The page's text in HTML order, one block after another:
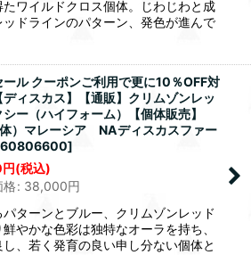
ワイルドクロス個体。じわじわと成
ドラインのパターン、発色が進んで
ール クーポンご利用で更に10％OFF対
ィスカス】【通販】クリムゾンレッ
シー（ハイフォーム）【個体販売】
）マレーシア NAディスカスファー
]
円(税込)
格: 38,000円
ターンとブルー、クリムゾンレッド
やかな色彩は独特なオーラを持ち、
、若く発育の良い申し分ない個体と